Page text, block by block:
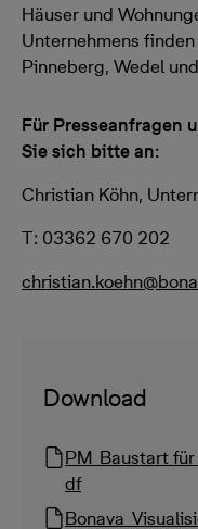
Häuser und
Unternehmens
Pinneberg, Wedel
Für Presseanfragen
Sie sich bitte an:
Christian Köhn,
T: 03362 670 202
Download
PM_Baustart
df